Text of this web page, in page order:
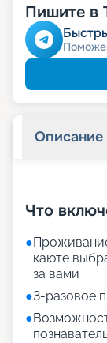
Пишите в
Описание
Что
●
каюте
за вами
●3-разовое
●